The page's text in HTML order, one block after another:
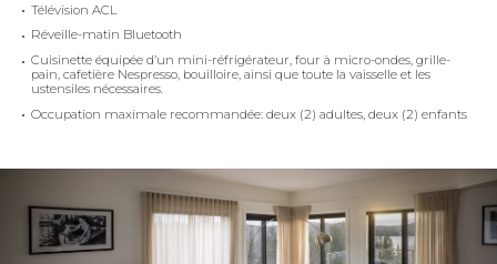
Télévision ACL
Réveille-matin Bluetooth
Cuisinette équipée d’un mini-réfrigérateur, four à micro-ondes, grille-
pain, cafetière Nespresso, bouilloire, ainsi que toute la vaisselle et les
ustensiles nécessaires.
Occupation maximale recommandée: deux (2) adultes, deux (2) enfants